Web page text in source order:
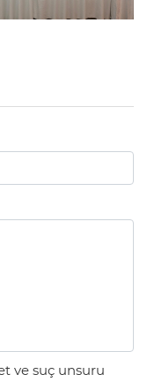
ve suç unsuru